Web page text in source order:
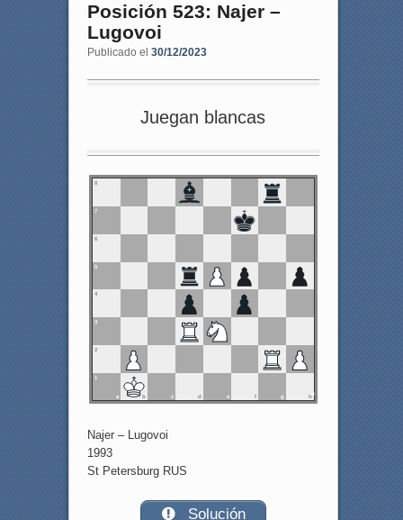
Posición 523: Najer –
Lugovoi
Publicado el 30/12/2023
Juegan blancas
8
7
6
5
4
3
2
1
a b c d e f g h
Najer – Lugovoi
1993
St Petersburg RUS
Solución